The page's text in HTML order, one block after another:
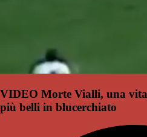
VIDEO Morte Vialli, una
più belli in blucerchiato